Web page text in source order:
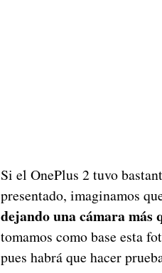
Si el OnePlus 2 tuvo
presentado, imaginamos
dejando unacámara más
tomamos como base esta
pues habrá que hacer